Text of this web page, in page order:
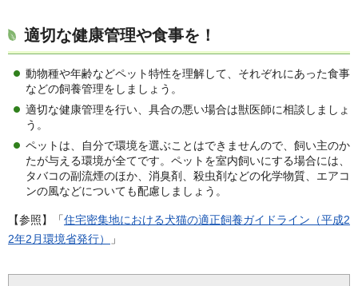
適切な健康管理や食事を！
動物種や年齢などペット特性を理解して、それぞれにあった食事
などの飼養管理をしましょう。
適切な健康管理を行い、具合の悪い場合は獣医師に相談しましょ
う。
ペットは、自分で環境を選ぶことはできませんので、飼い主のか
たが与える環境が全てです。ペットを室内飼いにする場合には、
タバコの副流煙のほか、消臭剤、殺虫剤などの化学物質、エアコ
ンの風などについても配慮しましょう。
【参照】「住宅密集地における犬猫の適正飼養ガイドライン（平成2
2年2月環境省発行）
」